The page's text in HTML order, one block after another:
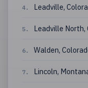
4. Leadville,
5. Leadville North,
6. Walden,
7. Lincoln,